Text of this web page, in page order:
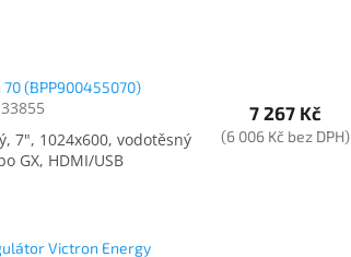
70 (BPP900455070)
7", 1024x600, vodotěsný
GX, HDMI/USB
7 267 Kč
(6 006 Kč bez DPH)
Victron Energy